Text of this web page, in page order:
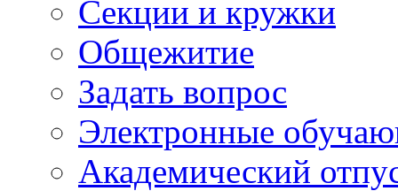
Секции и кружки
Общежитие
Задать вопрос
Электронные
Академический